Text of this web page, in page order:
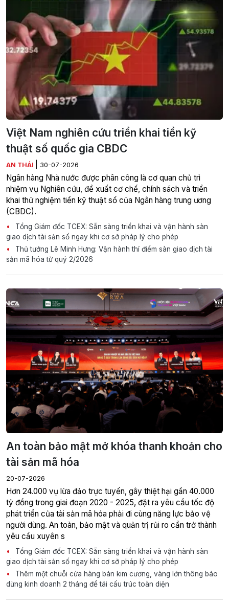
Việt Nam nghiên cứu triển khai tiền kỹ
thuật số quốc gia CBDC
AN THÁI 30-07-2026
Ngân hàng Nhà nước được phân công là cơ quan chủ trì
nhiệm vụ Nghiên cứu, đề xuất cơ chế, chính sách và triển
khai thử nghiệm tiền kỹ thuật số của Ngân hàng trung ương
(CBDC).
Tổng Giám đốc TCEX: Sẵn sàng triển khai và vận hành sàn
giao dịch tài sản số ngay khi cơ sở pháp lý cho phép
Thủ tướng Lê Minh Hưng: Vận hành thí điểm sàn giao dịch tài
sản mã hóa từ quý 2/2026
20-07-2026
tỷ đồng trong giai đoạn 2020 - 2025, đặt ra yêu cầu tốc độ
phát triển của tài sản mã hóa phải đi cùng năng lực bảo vệ
người dùng. An toàn, bảo mật và quản trị rủi ro cần trở thành
yêu cầu xuyên s
Tổng Giám đốc TCEX: Sẵn sàng triển khai và vận hành sàn
giao dịch tài sản số ngay khi cơ sở pháp lý cho phép
Thêm một chuỗi cửa hàng bán kim cương, vàng lớn thông báo
dừng kinh doanh 2 tháng để tái cấu trúc toàn diện